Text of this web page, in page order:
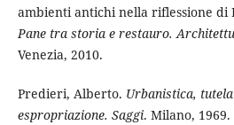
ambienti antichi nella riflessione di
Pane tra storia e restauro.
Venezia, 2010.
Predieri, Alberto. Urbanistica,
espropriazione. Saggi. Milano, 1969.